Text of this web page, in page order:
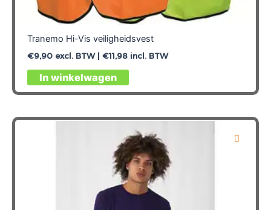
Tranemo Hi-Vis veiligheidsvest
€9,90excl. BTW | €11,98incl. BTW
In winkelwagen
Dit
product
meerdere
variaties.
Deze
optie
kan
gekozen